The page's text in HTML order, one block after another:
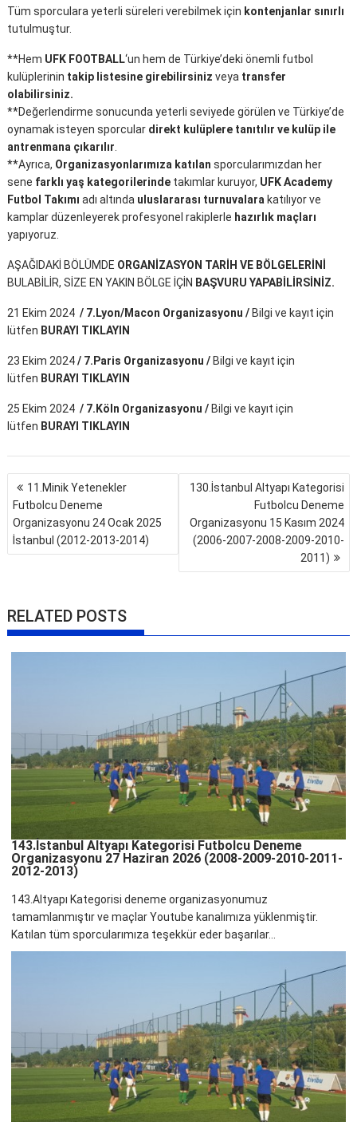
Tüm sporculara yeterli süreleri verebilmek için kontenjanlar sınırlı
tutulmuştur.
**Hem UFK FOOTBALL‘un hem de Türkiye’deki önemli futbol
kulüplerinin takip listesine girebilirsiniz veya transfer
olabilirsiniz.
**Değerlendirme sonucunda yeterli seviyede görülen ve Türkiye’de
oynamak isteyen sporcular direkt kulüplere tanıtılır ve kulüp ile
antrenmana çıkarılır
**Ayrıca, Organizasyonlarımıza katılan sporcularımızdan her
sene farklı yaş kategorilerinde takımlar kuruyor, UFK Academy
Futbol Takımı adı altında uluslararası turnuvalara katılıyor ve
kamplar düzenleyerek profesyonel rakiplerle hazırlık maçları
yapıyoruz.
AŞAĞIDAKİ BÖLÜMDE ORGANİZASYON TARİH VE BÖLGELERİNİ
BULABİLİR, SİZE EN YAKIN BÖLGE İÇİN BAŞVURU YAPABİLİRSİNİZ.
21 Ekim 2024 / 7.Lyon/Macon Organizasyonu / Bilgi ve kayıt için
lütfen BURAYI TIKLAYIN
23 Ekim 2024/ 7.Paris Organizasyonu / Bilgi ve kayıt için
lütfen BURAYI TIKLAYIN
25 Ekim 2024 / 7.Köln Organizasyonu / Bilgi ve kayıt için
lütfen BURAYI TIKLAYIN
Yazı
gezinmesi
11.Minik Yetenekler
Futbolcu Deneme
Organizasyonu 24 Ocak 2025
İstanbul (2012-2013-2014)
130.İstanbul Altyapı Kategorisi
Futbolcu Deneme
Organizasyonu 15 Kasım 2024
(2006-2007-2008-2009-2010-
2011)
RELATED POSTS
143.İstanbul Altyapı Kategorisi Futbolcu Deneme
Organizasyonu 27 Haziran 2026 (2008-2009-2010-2011-
2012-2013)
143.Altyapı Kategorisi deneme organizasyonumuz
tamamlanmıştır ve maçlar Youtube kanalımıza yüklenmiştir.
Katılan tüm sporcularımıza teşekkür eder başarılar...